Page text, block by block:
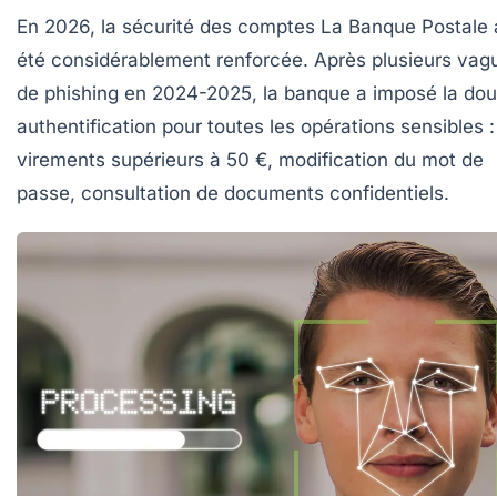
En 2026, la sécurité des comptes La Banque Postale
été considérablement renforcée. Après plusieurs
de phishing en 2024-2025, la banque a imposé la
authentification pour toutes les opérations sensibles :
virements supérieurs à 50 €, modification du mot de
passe, consultation de documents confidentiels.